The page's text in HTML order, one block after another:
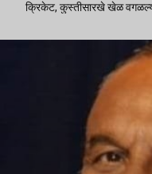
क्रिकेट, कुस्तीसारखे खेळ